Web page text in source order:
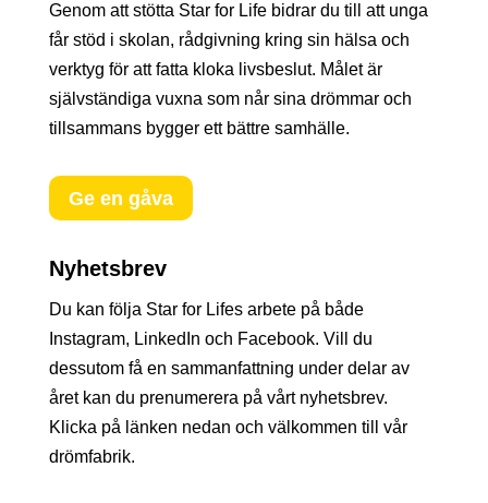
Genom att stötta Star for Life bidrar du till att unga
får stöd i skolan, rådgivning kring sin hälsa och
verktyg för att fatta kloka livsbeslut. Målet är
självständiga vuxna som når sina drömmar och
tillsammans bygger ett bättre samhälle.
Ge en gåva
Nyhetsbrev
Du kan följa Star for Lifes arbete på både
Instagram, LinkedIn och Facebook. Vill du
dessutom få en sammanfattning under delar av
året kan du prenumerera på vårt nyhetsbrev.
Klicka på länken nedan och välkommen till vår
drömfabrik.